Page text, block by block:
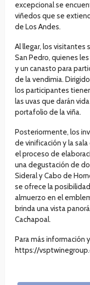
excepcional se
viñedos que se
de Los Andes.
Al llegar, los visitantes
San Pedro, quienes
y un canasto para
de la vendimia.
los participantes
las uvas que darán
portafolio de la viña.
Posteriormente, los
de vinificación y la
el proceso de
una degustación de
Sideral y Cabo de
se ofrece la
almuerzo en el
brinda una vista
Cachapoal.
Para más información
https://